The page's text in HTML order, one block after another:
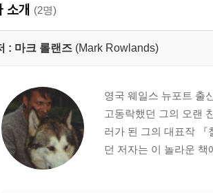
소개 (2명)
: 마크 롤랜즈 (Mark Rowlands)
영국 웨일스 뉴포트 출
고동락했던 그의 오랜
러가 된 그의 대표작
던 저자는 이 놀라운 책